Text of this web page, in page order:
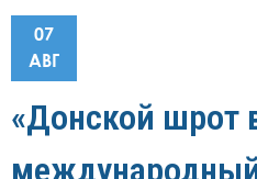
07
АВГ
«Донской шрот